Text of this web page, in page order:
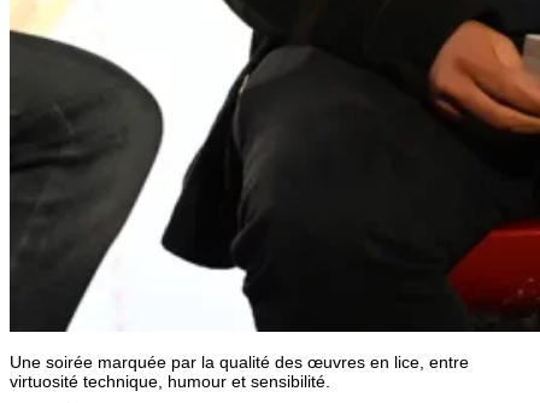
Une soirée marquée par la qualité des œuvres en lice, entre
virtuosité technique, humour et sensibilité.